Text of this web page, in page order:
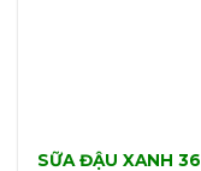
SỮA ĐẬU XANH 36